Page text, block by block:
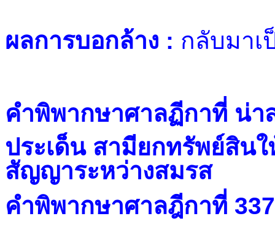
ผลการบอกล้าง : กลับมาเ
คำพิพากษาศาลฏีกาที่ น่า
ประเด็น สามียกทรัพย์สิน
สัญญาระหว่างสมรส
คำพิพากษาศาลฎีกาที่